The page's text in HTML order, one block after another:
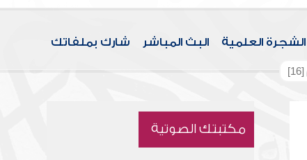
الشجرة العلمية البث المباشر شارك بملفاتك
مكتبتك الصوتية